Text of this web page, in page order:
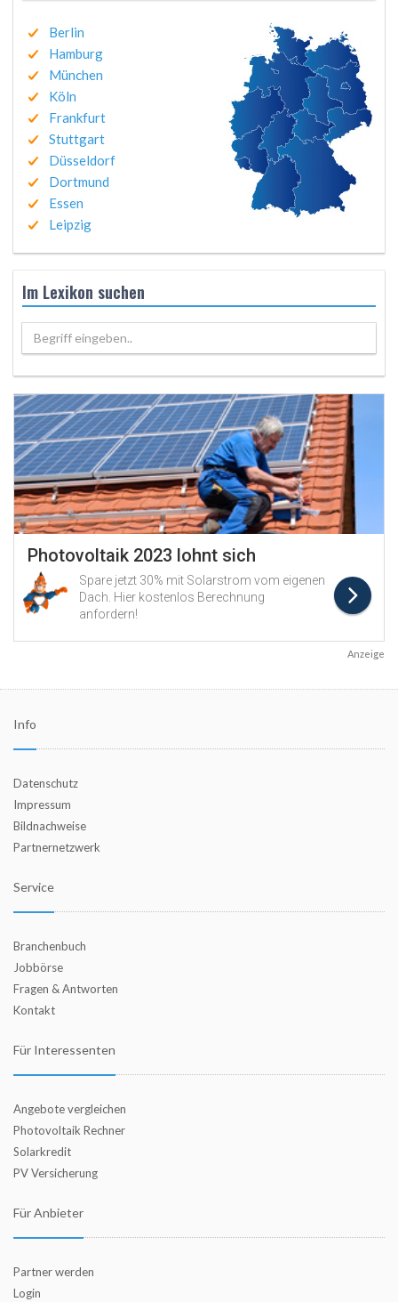
Berlin
Hamburg
München
Köln
Frankfurt
Stuttgart
Düsseldorf
Dortmund
Essen
Leipzig
Im Lexikon suchen
Begriff eingeben..
Anzeige
Info
Datenschutz
Impressum
Bildnachweise
Partnernetzwerk
Service
Branchenbuch
Jobbörse
Fragen & Antworten
Kontakt
Für Interessenten
Angebote vergleichen
Photovoltaik Rechner
Solarkredit
PV Versicherung
Für Anbieter
Partner werden
Login